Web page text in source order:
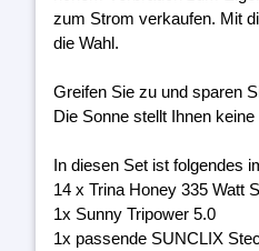
zum Strom verkaufen. Mit
die Wahl.
Greifen Sie zu und sparen
Die Sonne stellt Ihnen
In diesen Set ist folgendes
14 x Trina Honey 335 Watt
1x Sunny Tripower 5.0
1x passende SUNCLIX